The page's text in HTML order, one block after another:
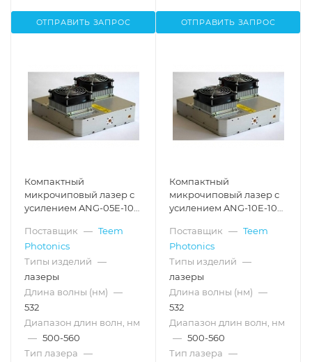
ОТПРАВИТЬ ЗАПРОС ОТПРАВИТЬ ЗАПРОС
Компактный
микрочиповый лазер с
усилением ANG-05E-100,
Поставщик — Teem
Photonics
Типы изделий —
лазеры
Длина волны (нм) —
532
Диапазон длин волн, нм
— 500-560
Тип лазера —
Компактный
микрочиповый лазер с
усилением ANG-10E-100,
Поставщик — Teem
Photonics
Типы изделий —
лазеры
Длина волны (нм) —
532
Диапазон длин волн, нм
— 500-560
Тип лазера —